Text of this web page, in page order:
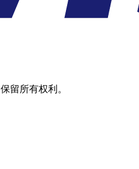
保留所有权利。